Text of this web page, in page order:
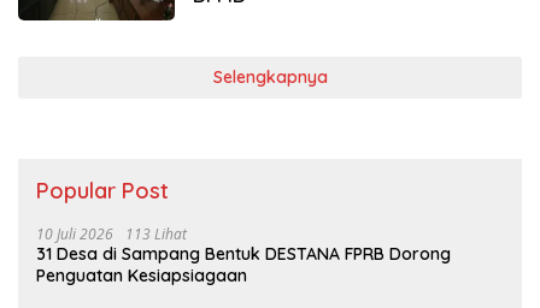
Selengkapnya
Popular Post
10 Juli 2026 113 Lihat
31 Desa di Sampang Bentuk DESTANA FPRB Dorong
Penguatan Kesiapsiagaan